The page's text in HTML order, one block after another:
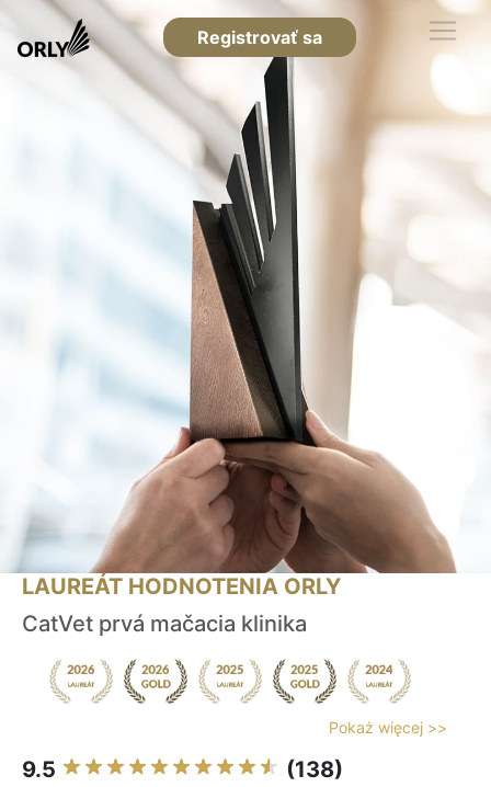
Registrovať sa
LAUREÁT HODNOTENIA ORLY
CatVet prvá mačacia klinika
Pokaż więcej >>
9.5 (138)